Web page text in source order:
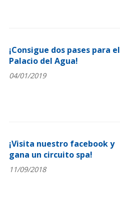
¡Consigue dos pases para el
Palacio del Agua!
04/01/2019
¡Visita nuestro facebook y
gana un circuito spa!
11/09/2018